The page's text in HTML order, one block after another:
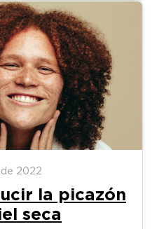
de 2022
la picazón
seca